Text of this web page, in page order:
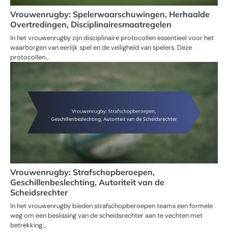
Vrouwenrugby: Spelerwaarschuwingen, Herhaalde
Overtredingen, Disciplinairesmaatregelen
In het vrouwenrugby zijn disciplinaire protocollen essentieel voor het
waarborgen van eerlijk spel en de veiligheid van spelers. Deze
protocollen…
Vrouwenrugby: Strafschopberoepen,
Geschillenbeslechting, Autoriteit van de
Scheidsrechter
In het vrouwenrugby bieden strafschopberoepen teams een formele
weg om een beslissing van de scheidsrechter aan te vechten met
betrekking…